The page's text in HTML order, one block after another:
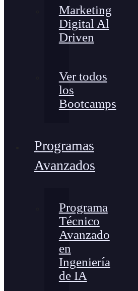
Marketing
Digital Al
Driven
Ver todos
los
Bootcamps
Programas
Avanzados
Programa
Técnico
Avanzado
en
Ingeniería
de IA